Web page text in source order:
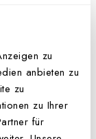
zu
anbieten zu
zu
zu Ihrer
für